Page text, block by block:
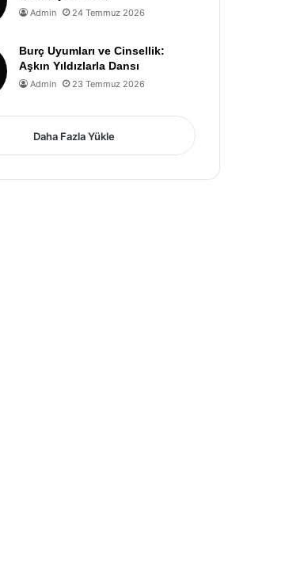
Admin 24 Temmuz 2026
Burç Uyumları ve Cinsellik:
Aşkın Yıldızlarla Dansı
Admin 23 Temmuz 2026
Daha Fazla Yükle